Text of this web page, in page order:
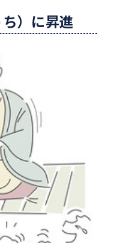
）に昇進